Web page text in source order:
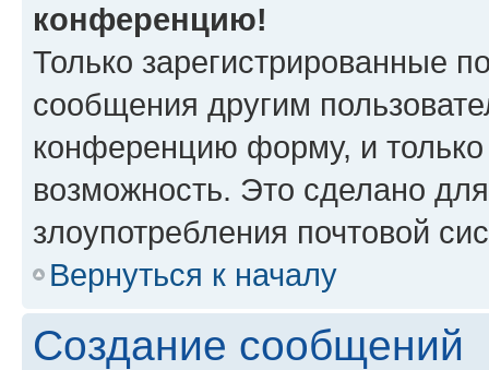
конференцию!
Только зарегистрированные
сообщения другим
конференцию форму, и
возможность. Это сделано
злоупотребления почтовой
Вернуться к началу
Создание сообщений